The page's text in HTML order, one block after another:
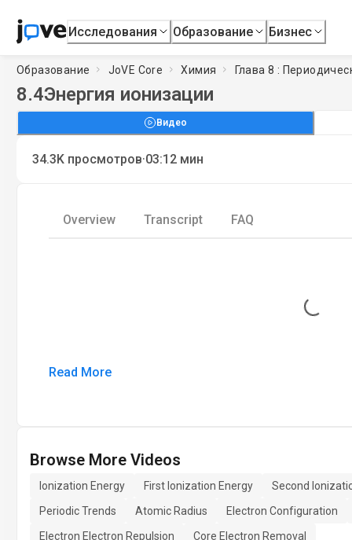
Исследования Образование Бизнес
Образование JoVE Core Химия Глава 8 :
8.4Энергия ионизации
Видео
34.3K просмотров·03:12 мин
Overview Transcript FAQ
Loading...
Read More
Browse More Videos
Ionization Energy First Ionization Energy
Second
Periodic Trends
Atomic Radius
Electron Configuration
Electron Electron Repulsion
Core Electron Removal